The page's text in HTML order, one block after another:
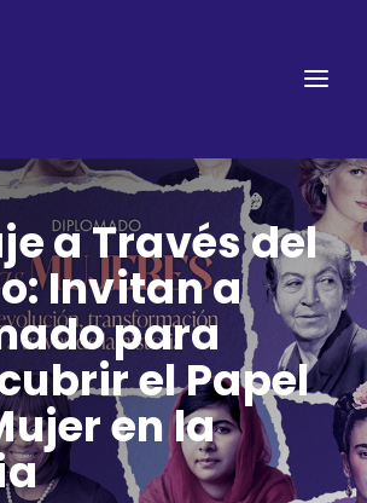
a Través del
Invitan a
para
el Papel
en la